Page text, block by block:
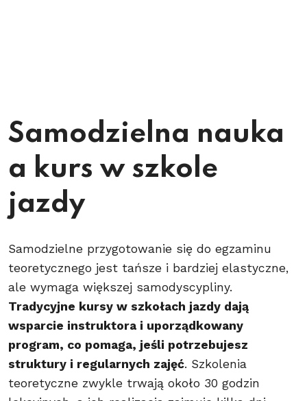
Samodzielna nauka
a kurs w szkole
jazdy
Samodzielne przygotowanie się do egzaminu
teoretycznego jest tańsze i bardziej elastyczne,
ale wymaga większej samodyscypliny.
Tradycyjne kursy w szkołach jazdy dają
wsparcie instruktora i uporządkowany
program, co pomaga, jeśli potrzebujesz
struktury i regularnych zajęć. Szkolenia
teoretyczne zwykle trwają około 30 godzin